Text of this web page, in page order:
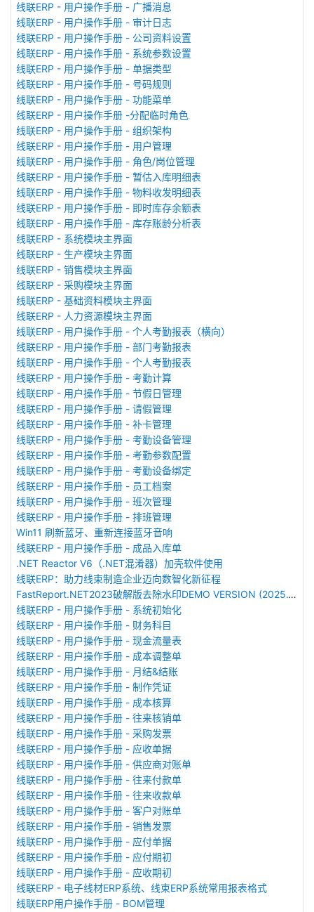
线联ERP - 用户操作手册 - 广播消息
线联ERP - 用户操作手册 - 审计日志
线联ERP - 用户操作手册 - 公司资料设置
线联ERP - 用户操作手册 - 系统参数设置
线联ERP - 用户操作手册 - 单据类型
线联ERP - 用户操作手册 - 号码规则
线联ERP - 用户操作手册 - 功能菜单
线联ERP - 用户操作手册 -分配临时角色
线联ERP - 用户操作手册 - 组织架构
线联ERP - 用户操作手册 - 用户管理
线联ERP - 用户操作手册 - 角色/岗位管理
线联ERP - 用户操作手册 - 暂估入库明细表
线联ERP - 用户操作手册 - 物料收发明细表
线联ERP - 用户操作手册 - 即时库存余额表
线联ERP - 用户操作手册 - 库存账龄分析表
线联ERP - 系统模块主界面
线联ERP - 生产模块主界面
线联ERP - 销售模块主界面
线联ERP - 采购模块主界面
线联ERP - 基础资料模块主界面
线联ERP - 人力资源模块主界面
线联ERP - 用户操作手册 - 个人考勤报表（横向）
线联ERP - 用户操作手册 - 部门考勤报表
线联ERP - 用户操作手册 - 个人考勤报表
线联ERP - 用户操作手册 - 考勤计算
线联ERP - 用户操作手册 - 节假日管理
线联ERP - 用户操作手册 - 请假管理
线联ERP - 用户操作手册 - 补卡管理
线联ERP - 用户操作手册 - 考勤设备管理
线联ERP - 用户操作手册 - 考勤参数配置
线联ERP - 用户操作手册 - 考勤设备绑定
线联ERP - 用户操作手册 - 员工档案
线联ERP - 用户操作手册 - 班次管理
线联ERP - 用户操作手册 - 排班管理
Win11 刷新蓝牙、重新连接蓝牙音响
线联ERP - 用户操作手册 - 成品入库单
.NET Reactor V6（.NET混淆器）加壳软件使用
线联ERP：助力线束制造企业迈向数智化新征程
FastReport.NET2023破解版去除水印DEMO VERSION (2025.1.14/2023.2.18版本)
线联ERP - 用户操作手册 - 系统初始化
线联ERP - 用户操作手册 - 财务科目
线联ERP - 用户操作手册 - 现金流量表
线联ERP - 用户操作手册 - 成本调整单
线联ERP - 用户操作手册 - 月结&结账
线联ERP - 用户操作手册 - 制作凭证
线联ERP - 用户操作手册 - 成本核算
线联ERP - 用户操作手册 - 往来核销单
线联ERP - 用户操作手册 - 采购发票
线联ERP - 用户操作手册 - 应收单据
线联ERP - 用户操作手册 - 供应商对账单
线联ERP - 用户操作手册 - 往来付款单
线联ERP - 用户操作手册 - 往来收款单
线联ERP - 用户操作手册 - 客户对账单
线联ERP - 用户操作手册 - 销售发票
线联ERP - 用户操作手册 - 应付单据
线联ERP - 用户操作手册 - 应付期初
线联ERP - 用户操作手册 - 应收期初
线联ERP - 电子线材ERP系统、线束ERP系统常用报表格式
线联ERP用户操作手册 - BOM管理